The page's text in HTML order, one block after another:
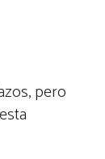
pero